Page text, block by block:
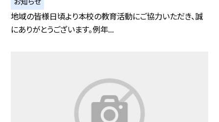
地域の皆様日頃より本校の教育活動にご協力いただき、誠
にありがとうございます。例年...